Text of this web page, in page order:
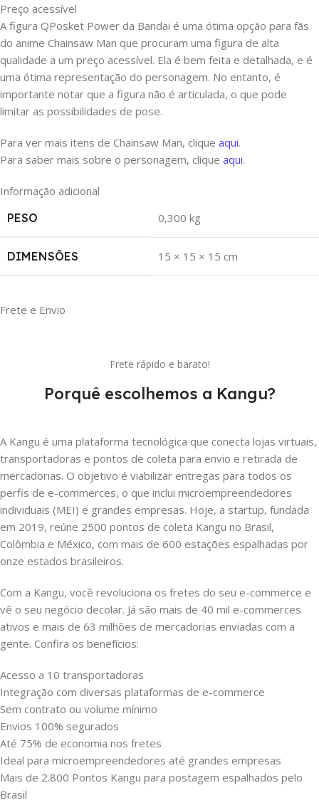
Preço acessível
A figura QPosket Power da Bandai é uma ótima opção para fãs
do anime Chainsaw Man que procuram uma figura de alta
qualidade a um preço acessível. Ela é bem feita e detalhada, e é
uma ótima representação do personagem. No entanto, é
importante notar que a figura não é articulada, o que pode
limitar as possibilidades de pose.
Para ver mais itens de Chainsaw Man, clique aqui.
Para saber mais sobre o personagem, clique aqui.
Informação adicional
PESO
0,300 kg
DIMENSÕES 15 × 15 × 15 cm
Frete e Envio
Frete rápido e barato!
Porquê escolhemos a Kangu?
A Kangu é uma plataforma tecnológica que conecta lojas virtuais,
transportadoras e pontos de coleta para envio e retirada de
mercadorias. O objetivo é viabilizar entregas para todos os
perfis de e-commerces, o que inclui microempreendedores
individuais (MEI) e grandes empresas. Hoje, a startup, fundada
em 2019, reúne 2500 pontos de coleta Kangu no Brasil,
Colômbia e México, com mais de 600 estações espalhadas por
onze estados brasileiros.
Com a Kangu, você revoluciona os fretes do seu e-commerce e
vê o seu negócio decolar. Já são mais de 40 mil e-commerces
ativos e mais de 63 milhões de mercadorias enviadas com a
gente. Confira os benefícios:
Acesso a 10 transportadoras
Integração com diversas plataformas de e-commerce
Sem contrato ou volume mínimo
Envios 100% segurados
Até 75% de economia nos fretes
Ideal para microempreendedores até grandes empresas
Mais de 2.800 Pontos Kangu para postagem espalhados pelo
Brasil